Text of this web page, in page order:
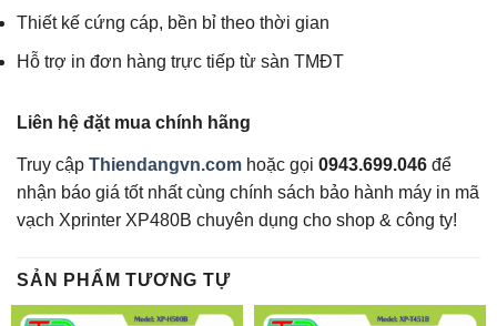
Thiết kế cứng cáp, bền bỉ theo thời gian
Hỗ trợ in đơn hàng trực tiếp từ sàn TMĐT
Liên hệ đặt mua chính hãng
Truy cập Thiendangvn.com hoặc gọi 0943.699.046 để
nhận báo giá tốt nhất cùng chính sách bảo hành máy in mã
vạch Xprinter XP480B chuyên dụng cho shop & công ty!
SẢN PHẨM TƯƠNG TỰ